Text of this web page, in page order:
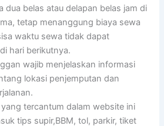
dua belas atau delapan belas jam di
tetap menanggung biaya sewa
waktu sewa tidak dapat
hari berikutnya.
wajib menjelaskan informasi
lokasi penjemputan dan
tercantum dalam website ini
tips supir,BBM, tol, parkir, tiket